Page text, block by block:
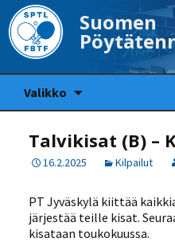
Suomen
Valikko
Talvikisat (B) –
16.2.2025 Kilpailut
PT Jyväskylä kiittää
järjestää teille kisat.
kisataan toukokuussa.